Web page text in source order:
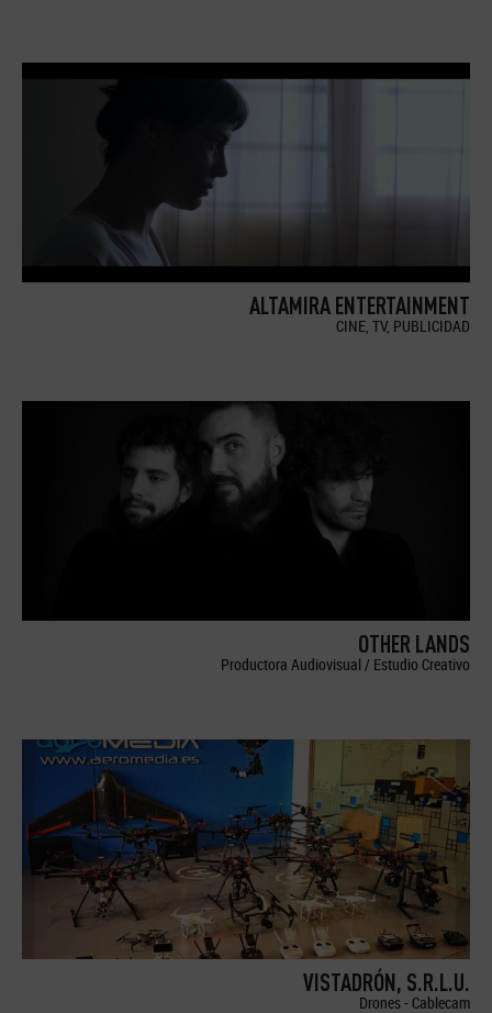
ALTAMIRA ENTERTAINMENT
CINE, TV, PUBLICIDAD
OTHER LANDS
Productora Audiovisual / Estudio Creativo
VISTADRÓN, S.R.L.U.
Drones - Cablecam